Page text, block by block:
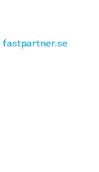
fastpartner.se